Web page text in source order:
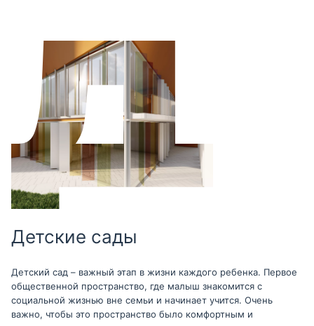
Детские сады
Детский сад – важный этап в жизни каждого ребенка. Первое
общественной пространство, где малыш знакомится с
социальной жизнью вне семьи и начинает учится. Очень
важно, чтобы это пространство было комфортным и